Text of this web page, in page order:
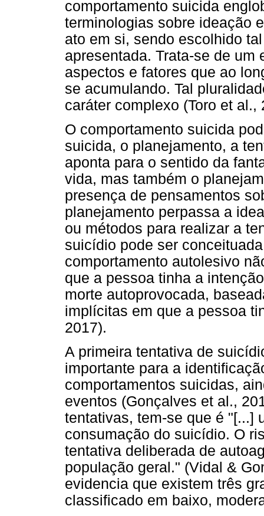
comportamento suicida
terminologias sobre ideação
ato em si, sendo escolhido
apresentada. Trata-se de um
aspectos e fatores que ao
se acumulando. Tal
caráter complexo (Toro et al.,
O comportamento suicida
suicida, o planejamento, a
aponta para o sentido da
vida, mas também o
presença de pensamentos
planejamento perpassa a
ou métodos para realizar a
suicídio pode ser
comportamento autolesivo
que a pessoa tinha a
morte autoprovocada,
implícitas em que a pessoa
2017).
A primeira tentativa de
importante para a
comportamentos suicidas,
eventos (Gonçalves et al.,
tentativas, tem-se que é "[...]
consumação do suicídio. O
tentativa deliberada de
população geral." (Vidal &
evidencia que existem três
classificado em baixo,